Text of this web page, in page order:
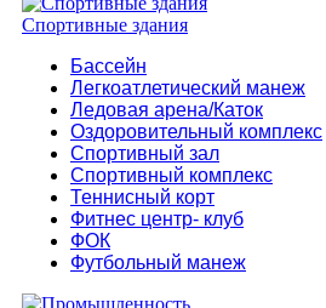
Спортивные здания
Бассейн
Легкоатлетический манеж
Ледовая арена/Каток
Оздоровительный комплекс
Спортивный зал
Спортивный комплекс
Теннисный корт
Фитнес центр- клуб
ФОК
Футбольный манеж